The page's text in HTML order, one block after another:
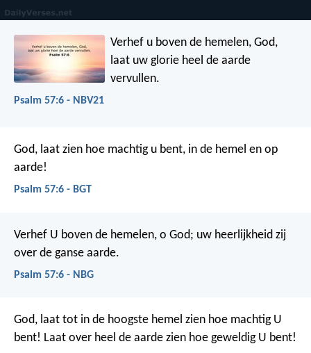
Verhef u boven de hemelen, God,
laat uw glorie heel de aarde
vervullen.
Psalm 57:6 - NBV21
God, laat zien hoe machtig u bent, in de hemel en op
aarde!
Psalm 57:6 - BGT
Verhef U boven de hemelen, o God; uw heerlijkheid zij
over de ganse aarde.
Psalm 57:6 - NBG
God, laat tot in de hoogste hemel zien hoe machtig U
bent! Laat over heel de aarde zien hoe geweldig U bent!